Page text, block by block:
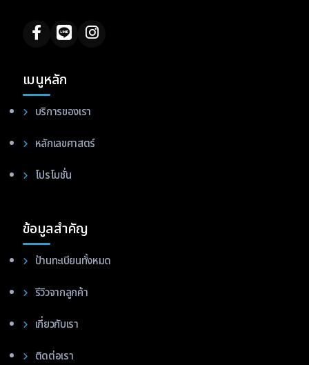
เมนูหลัก
บริการของเรา
หลักเลขศาสตร์
โปรโมชั่น
ข้อมูลสำคัญ
ป้านทะเบียนทั้งหมด
รีวิวจากลูกค้า
เกี่ยวกับเรา
ติดต่อเรา